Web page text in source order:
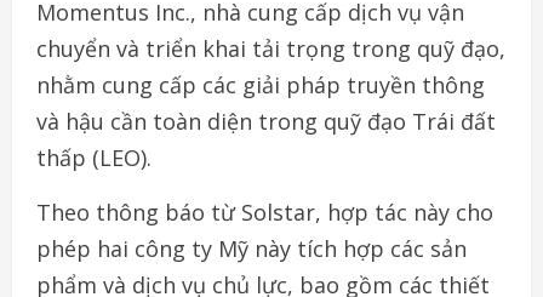
Momentus Inc., nhà cung cấp dịch vụ vận
chuyển và triển khai tải trọng trong quỹ đạo,
nhằm cung cấp các giải pháp truyền thông
và hậu cần toàn diện trong quỹ đạo Trái đất
thấp (LEO).
Theo thông báo từ Solstar, hợp tác này cho
phép hai công ty Mỹ này tích hợp các sản
phẩm và dịch vụ chủ lực, bao gồm các thiết